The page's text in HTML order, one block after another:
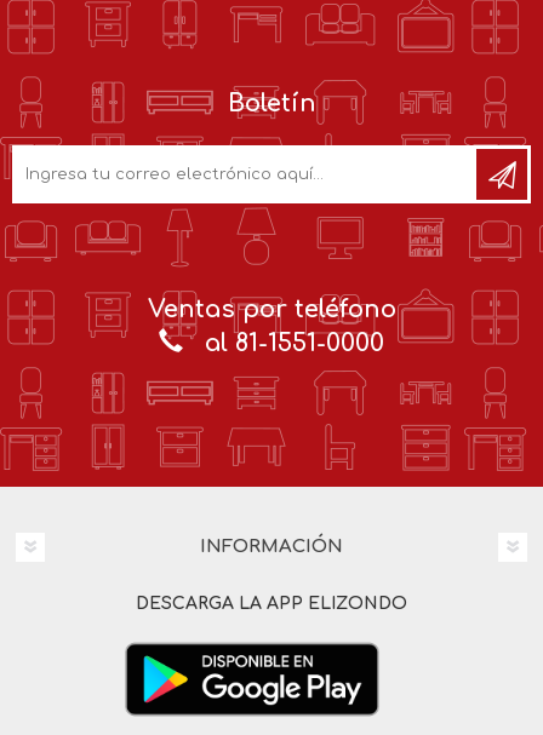
Boletín
Ventas por teléfono
al 81-1551-0000
INFORMACIÓN
DESCARGA LA APP ELIZONDO